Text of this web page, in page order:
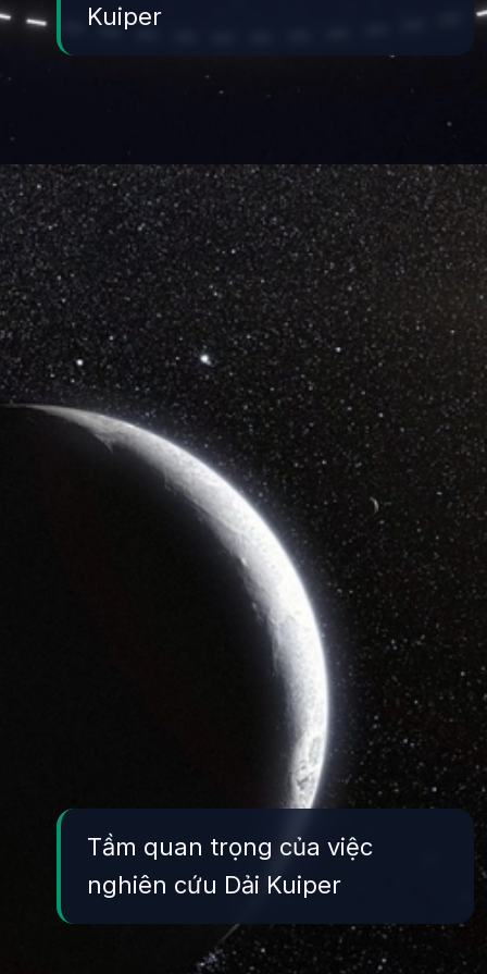
Kuiper
Đang mởhttps://yeukhoahoc.edu.vn/dai-kuiper-la-gi
Tầm quan trọng của việc
nghiên cứu Dải Kuiper